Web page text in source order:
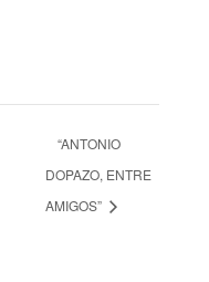
“ANTONIO
DOPAZO, ENTRE
AMIGOS”